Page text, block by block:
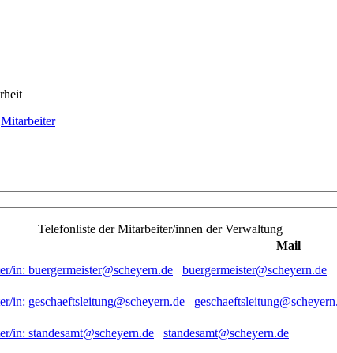
Mitarbeiter
Telefonliste der Mitarbeiter/innen der Verwaltung
Mail
buergermeister@scheyern.de
standesamt@scheyern.de